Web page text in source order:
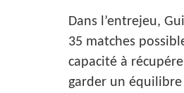
Dans l’entrejeu,
35 matches
capacité à
garder un équilibre